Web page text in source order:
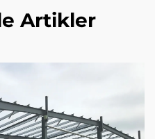
Artikler